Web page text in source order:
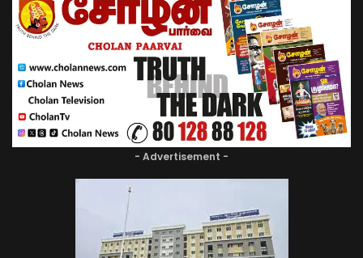
- Advertisement -